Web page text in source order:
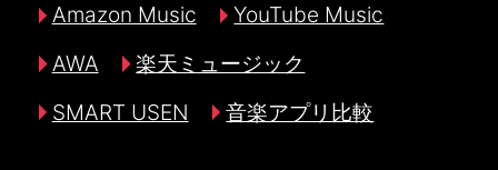
Amazon Music
YouTube Music
AWA
楽天ミュージック
SMART USEN
音楽アプリ比較